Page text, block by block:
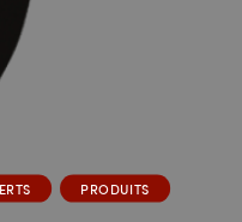
PRODUITS